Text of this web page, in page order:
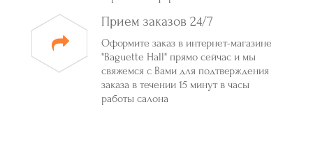
Прием заказов 24/7
Оформите заказ в интернет-магазине
"Baguette Hall" прямо сейчас и мы
свяжемся с Вами для подтверждения
заказа в течении 15 минут в часы
работы салона